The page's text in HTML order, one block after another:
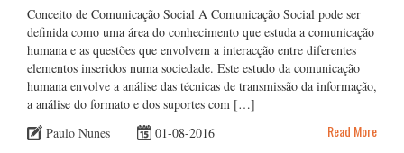
Conceito de Comunicação Social A Comunicação Social pode ser
definida como uma área do conhecimento que estuda a comunicação
humana e as questões que envolvem a interacção entre diferentes
elementos inseridos numa sociedade. Este estudo da comunicação
humana envolve a análise das técnicas de transmissão da informação,
a análise do formato e dos suportes com […]
Paulo Nunes
01-08-2016 Read More